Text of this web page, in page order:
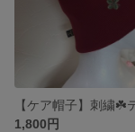
1,800円